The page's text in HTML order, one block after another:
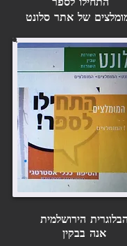
של אתר סלונט
הבלוגרית הירושלמית
אנה בבקין